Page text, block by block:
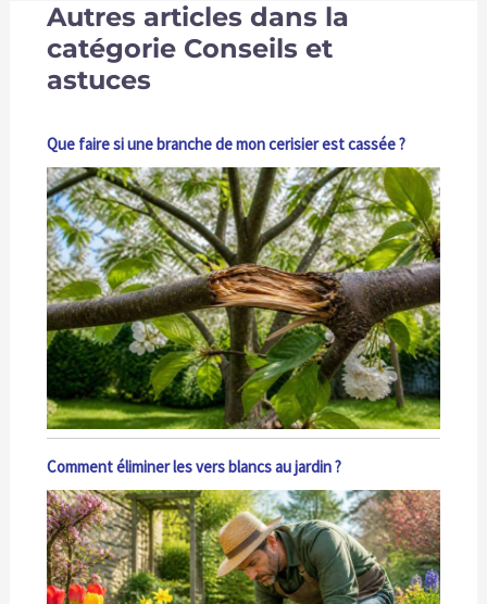
Autres articles dans la
catégorie Conseils et
astuces
Que faire si une branche de mon cerisier est cassée ?
Comment éliminer les vers blancs au jardin ?